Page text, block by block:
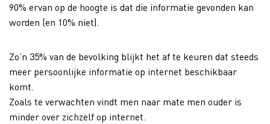
90% ervan op de hoogte is dat die informatie gevonden kan
worden (en 10% niet).
Zo’n 35% van de bevolking blijkt het af te keuren dat steeds
meer persoonlijke informatie op internet beschikbaar
komt.
Zoals te verwachten vindt men naar mate men ouder is
minder over zichzelf op internet.